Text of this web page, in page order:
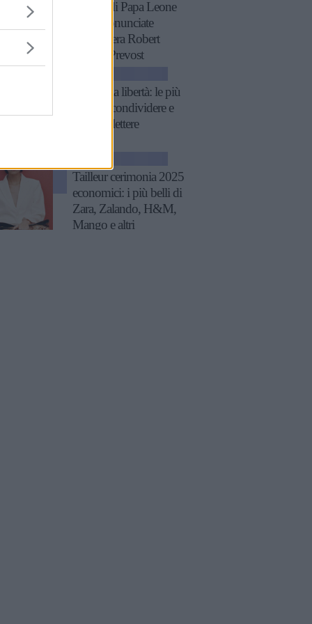
11 frasi di Papa Leone
XIV, pronunciate
quando era Robert
Francis Prevost
Frasi sulla libertà: le più
belle da condividere e
su cui riflettere
Tailleur cerimonia 2025
economici: i più belli di
Zara, Zalando, H&M,
Mango e altri